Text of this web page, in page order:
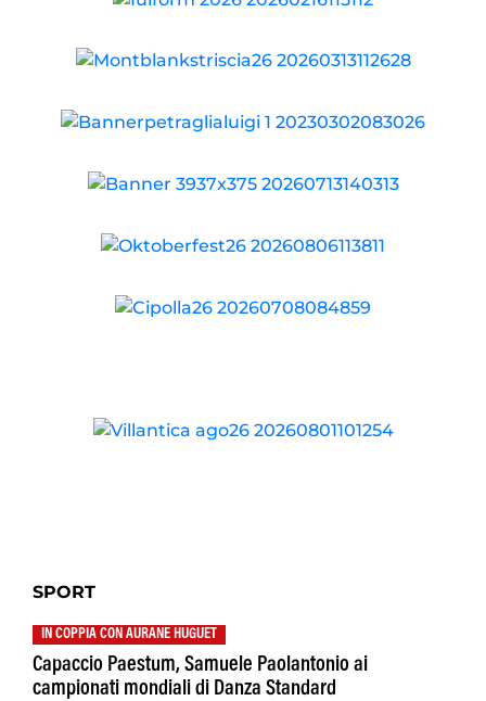
SPORT
IN COPPIA CON AURANE HUGUET
Capaccio Paestum, Samuele Paolantonio ai
campionati mondiali di Danza Standard